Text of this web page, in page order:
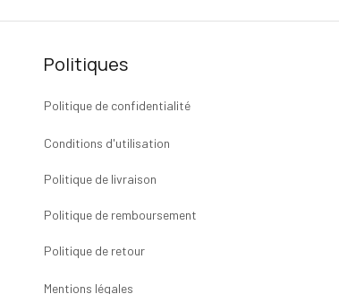
Politiques
Politique de confidentialité
Conditions d'utilisation
Politique de livraison
Politique de remboursement
Politique de retour
Mentions légales